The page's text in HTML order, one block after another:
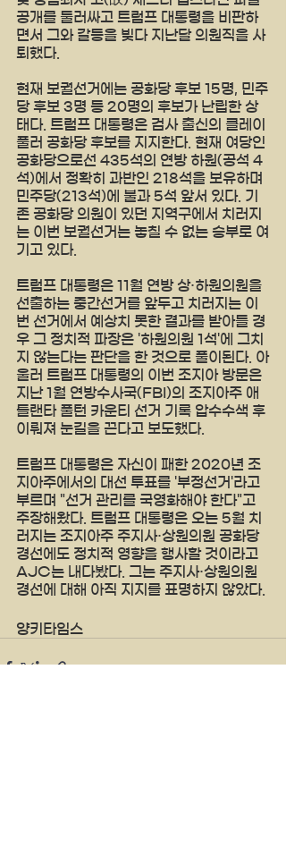
공개를 둘러싸고 트럼프 대통령을 비판하
면서 그와 갈등을 빚다 지난달 의원직을 사
퇴했다.
현재 보궐선거에는 공화당 후보 15명, 민주
당 후보 3명 등 20명의 후보가 난립한 상
태다. 트럼프 대통령은 검사 출신의 클레이
풀러 공화당 후보를 지지한다. 현재 여당인
공화당으로선 435석의 연방 하원(공석 4
석)에서 정확히 과반인 218석을 보유하며
민주당(213석)에 불과 5석 앞서 있다. 기
존 공화당 의원이 있던 지역구에서 치러지
는 이번 보궐선거는 놓칠 수 없는 승부로 여
기고 있다.
트럼프 대통령은 11월 연방 상·하원의원을
선출하는 중간선거를 앞두고 치러지는 이
번 선거에서 예상치 못한 결과를 받아들 경
우 그 정치적 파장은 '하원의원 1석'에 그치
지 않는다는 판단을 한 것으로 풀이된다. 아
울러 트럼프 대통령의 이번 조지아 방문은
지난 1월 연방수사국(FBI)의 조지아주 애
틀랜타 풀턴 카운티 선거 기록 압수수색 후
이뤄져 눈길을 끈다고 보도했다.
트럼프 대통령은 자신이 패한 2020년 조
지아주에서의 대선 투표를 '부정선거'라고
부르며 "선거 관리를 국영화해야 한다"고
주장해왔다. 트럼프 대통령은 오는 5월 치
러지는 조지아주 주지사·상원의원 공화당
경선에도 정치적 영향을 행사할 것이라고
AJC는 내다봤다. 그는 주지사·상원의원
경선에 대해 아직 지지를 표명하지 않았다.
양키타임스